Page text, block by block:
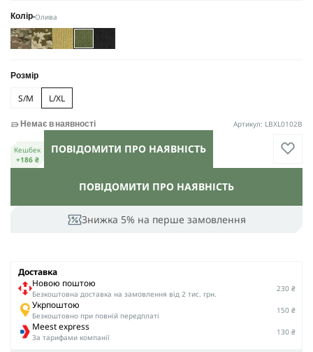
Колір Олива
Розмір
S/M L/XL
Знижка 5% на перше замовлення
ПОВІДОМИТИ ПРО НАЯВНІСТЬ
Немає в наявності Артикул: LBXL0102B
Кешбек
+186 ₴
ПОВІДОМИТИ ПРО НАЯВНІСТЬ
Доставка
Новою поштою
Безкоштовна доставка на замовлення від 2 тис. грн.
230 ₴
Укрпоштою
Безкоштовно при повній передплаті
150 ₴
Meest express
За тарифами компанії
130 ₴